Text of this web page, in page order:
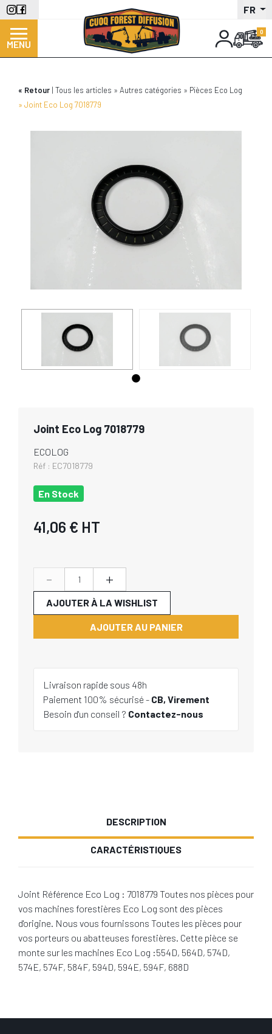
Aller
au
contenu
principal
FR
MENU
Retour Tous les articles Autres catégories
Pièces Eco Log
Joint Eco Log 7018779
Joint Eco Log 7018779
ECOLOG
Réf : EC7018779
En Stock
41,06 € HT
- +
AJOUTER AU PANIER
AJOUTER À LA WISHLIST
Livraison rapide sous 48h
Paiement 100% sécurisé - CB, Virement
Besoin d'un conseil ? Contactez-nous
DESCRIPTION
CARACTÉRISTIQUES
Joint Référence Eco Log : 7018779 Toutes nos pièces pour
vos machines forestières Eco Log sont des pièces
d'origine. Nous vous fournissons Toutes les pièces pour
vos porteurs ou abatteuses forestières. Cette pièce se
monte sur les machines Eco Log :554D, 564D, 574D,
574E, 574F, 584F, 594D, 594E, 594F, 688D